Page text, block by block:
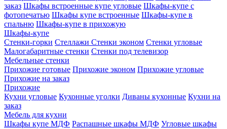
заказ Шкафы встроенные купе угловые Шкафы-купе с
фотопечатью Шкафы купе встроенные Шкафы-купе в
спальню Шкафы-купе в прихожую
Шкафы-купе
Стенки-горки Стеллажи Стенки эконом Стенки угловые
Малогабаритные стенки Стенки под телевизор
Мебельные стенки
Прихожие готовые Прихожие эконом Прихожие угловые
Прихожие на заказ
Прихожие
Кухни угловые Кухонные уголки Диваны кухонные Кухни на
заказ
Мебель для кухни
Шкафы купе МДФ Распашные шкафы МДФ Угловые шкафы